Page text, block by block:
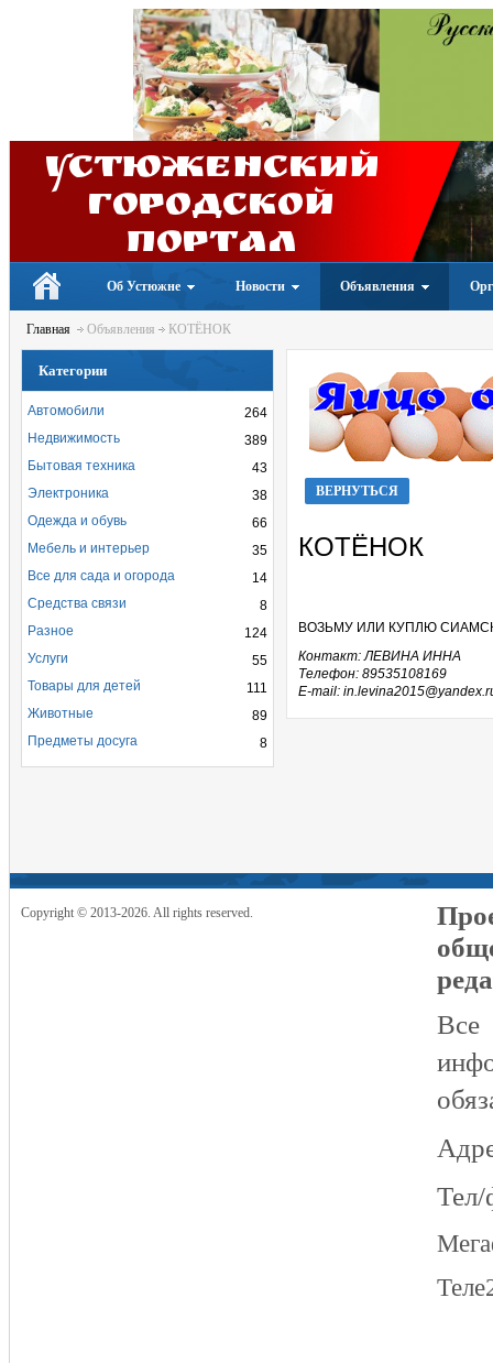
Устюженский
Городской
портал
Об Устюжне Новости Объявления
Главная Объявления КОТЁНОК
ВЕРНУТЬСЯ
КОТЁНОК
ВОЗЬМУ ИЛИ КУПЛЮ
Контакт: ЛЕВИНА ИННА
Телефон: 89535108169
E-mail:
Категории
264
Автомобили
389
Недвижимость
43
Бытовая техника
38
Электроника
66
Одежда и обувь
35
Мебель и интерьер
14
Все для сада и огорода
8
Средства связи
124
Разное
55
Услуги
111
Товары для детей
89
Животные
8
Предметы досуга
Copyright © 2013-2026. All rights reserved.